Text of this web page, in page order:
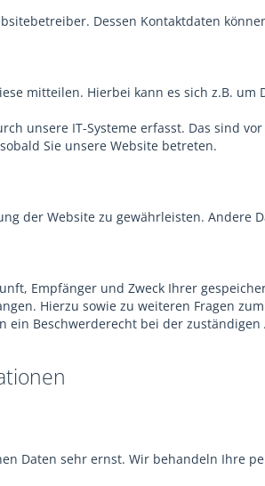
Dessen Kontaktdaten
mitteilen. Hierbei kann es sich z.B.
unsere IT-Systeme erfasst. Das sind
Sie unsere Website betreten.
der Website zu gewährleisten. Andere
Empfänger und Zweck Ihrer
Hierzu sowie zu weiteren Fragen
ein Beschwerderecht bei der
Daten sehr ernst. Wir behandeln Ihre